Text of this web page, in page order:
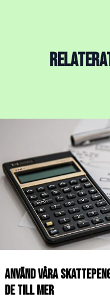
ANVÄND VÅRA
DE TILL MER